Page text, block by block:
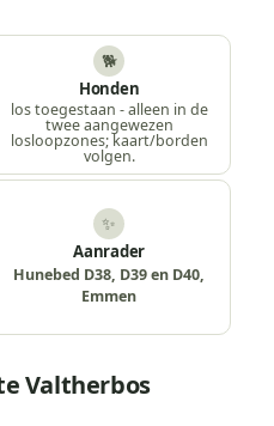
🐕
Honden
los toegestaan - alleen in de
twee aangewezen
losloopzones; kaart/borden
volgen.
✨
Aanrader
Hunebed D38, D39 en D40,
Emmen
Valtherbos